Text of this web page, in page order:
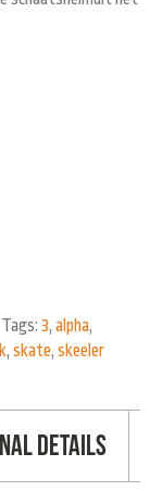
Tags: 3, alpha,
, skate, skeeler
Details